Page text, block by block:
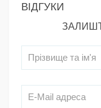
ВІДГУКИ